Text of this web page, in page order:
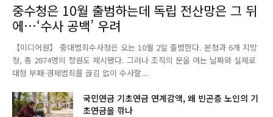
중수청은 10월 출범하는데 독립 전산망은 그 뒤
에…‘수사 공백’ 우려
【미디어원】 중대범죄수사청은 오는 10월 2일 출범한다. 본청과 6개 지방
청, 총 2874명의 정원도 제시됐다. 그러나 조직의 문을 여는 날짜와 실제로
대형 부패·경제범죄를 끊김 없이 수사할...
국민연금 기초연금 연계감액, 왜 빈곤층 노인의 기
초연금을 깎나